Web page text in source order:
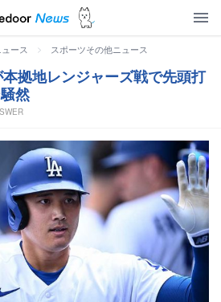
ース > スポーツその他ニュース
本拠地レンジャーズ戦で先頭打
然